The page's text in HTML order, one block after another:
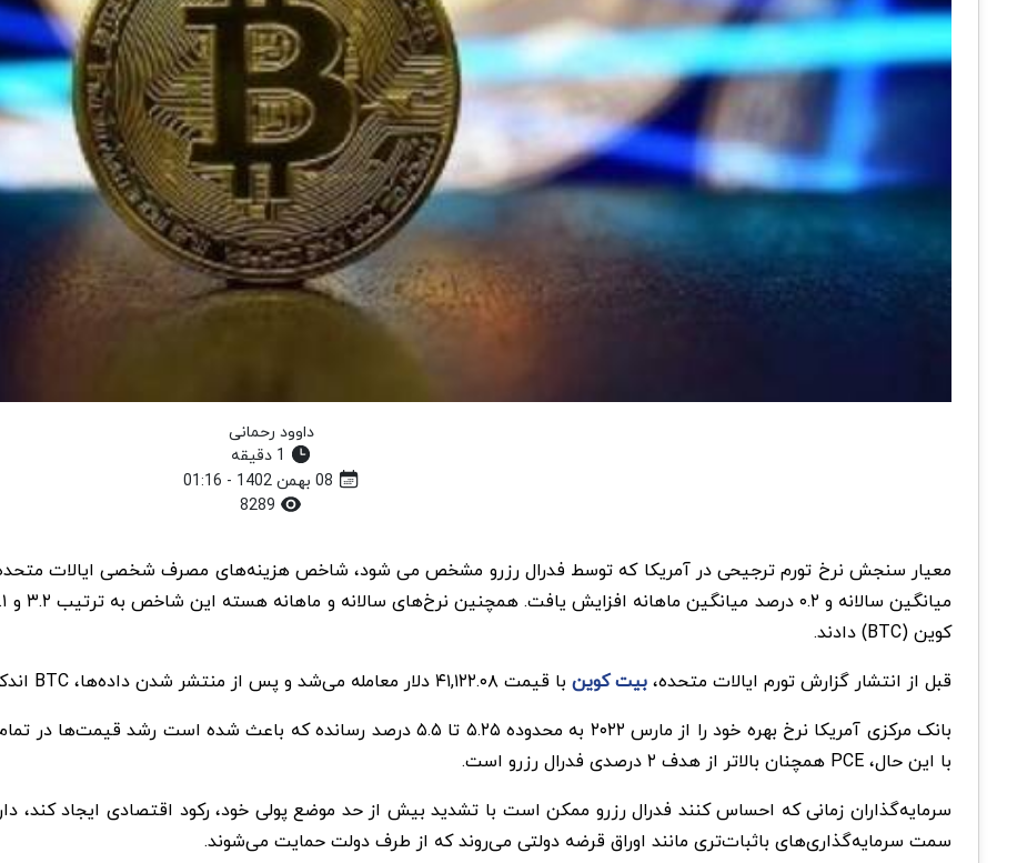
داوود رحمانی
کوین (BTC) دادند.
قبل از انتشار گزارش تورم ایالات متحده،بیت کوین با قیمت ۴۱,۱۲۲.۰۸ دلار معامله می‌شد و پس از منتشر شدن داد‌ه‌ها، BTC اندکی رشد کرد و به ۴۱,۸۳۱.۴۳ دلار رسید.
بانک مرکزی آمریکا نرخ بهره خود را از مارس ۲۰۲۲ به محدوده ۵.۲۵ تا ۵.۵ درصد
با این حال، PCE همچنان بالاتر از هدف ۲ درصدی فدرال رزرو است.
سرمایه‌گذاران زمانی که احساس کنند فدرال رزرو ممکن است با تشدید بیش از حد موضع پولی خود، رکود اقتصادی ایجاد کند،
سمت سرمایه‌گذاری‌های باثبات‌تری مانند اوراق قرضه دولتی می‌روند که از طرف دولت حمایت می‌شوند.